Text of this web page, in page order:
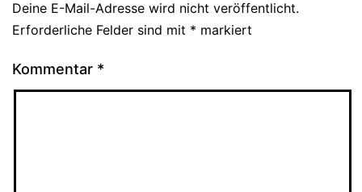
Deine E-Mail-Adresse wird nicht veröffentlicht.
Erforderliche Felder sind mit * markiert
Kommentar *